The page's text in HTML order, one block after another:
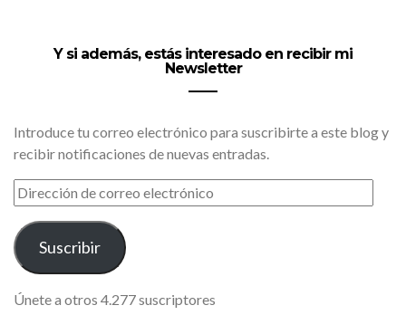
Y si además, estás interesado en recibir mi
Newsletter
Introduce tu correo electrónico para suscribirte a este blog y
recibir notificaciones de nuevas entradas.
DIRECCIÓN
DE
CORREO
ELECTRÓNICO
Suscribir
Únete a otros 4.277 suscriptores